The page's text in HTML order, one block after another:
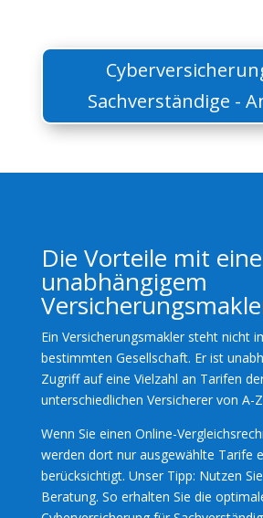
Sachverständige -
Die Vorteile mit
unabhängigem
Ein Versicherungsmakler steht nicht
bestimmten Gesellschaft. Er ist
Zugriff auf eine Vielzahl an Tarifen
unterschiedlichen Versicherer von A-
Wenn Sie einen Online-
werden dort nur ausgewählte Tarife
berücksichtigt. Unser Tipp: Nutzen
Beratung. So erhalten Sie die